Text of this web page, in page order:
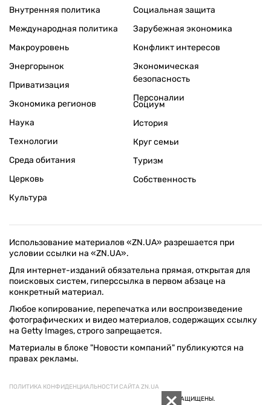
Внутренняя политика
Международная политика
Макроуровень
Энергорынок
Приватизация
Экономика регионов
Социальная защита
Зарубежная экономика
Конфликт интересов
Экономическая
безопасность
Персоналии
Наука
Технологии
Среда обитания
Церковь
Культура
Социум
История
Круг семьи
Туризм
Собственность
Использование материалов «ZN.UA» разрешается при
условии ссылки на «ZN.UA».
Для интернет-изданий обязательна прямая, открытая для
поисковых систем, гиперссылка в первом абзаце на
конкретный материал.
Любое копирование, перепечатка или воспроизведение
фотографических и видео материалов, содержащих ссылку
на Getty Images, строго запрещается.
Материалы в блоке "Новости компаний" публикуются на
правах рекламы.
ПОЛИТИКА КОНФИДЕНЦИАЛЬНОСТИ САЙТА ZN.UA
© 1994–2026 «ЗЕРКАЛО НЕДЕЛИ. УКРАИНА». ВСЕ ПРАВА ЗАЩИЩЕНЫ.